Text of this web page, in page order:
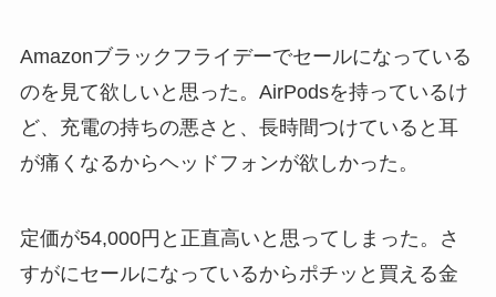
Amazonブラックフライデーでセールになっている
のを見て欲しいと思った。AirPodsを持っているけ
ど、充電の持ちの悪さと、長時間つけていると耳
が痛くなるからヘッドフォンが欲しかった。
定価が54,000円と正直高いと思ってしまった。さ
すがにセールになっているからポチッと買える金